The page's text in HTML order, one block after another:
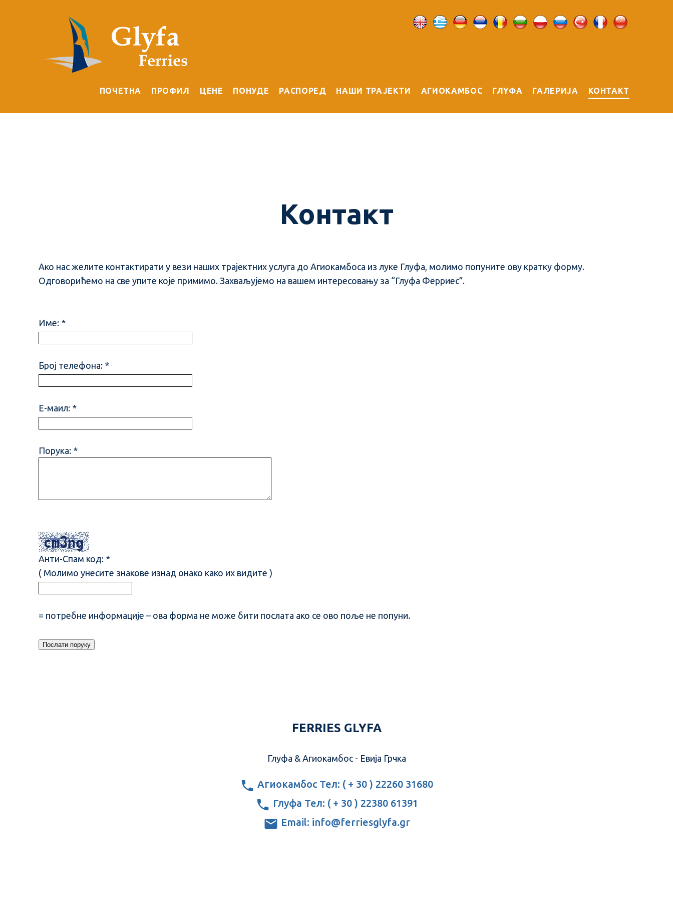
ПОЧЕТНА ПРОФИЛ ЦЕНЕ ПОНУДЕ РАСПОРЕД НАШИ ТРАЈЕКТИ АГИОКАМБОС ГЛYФА ГАЛЕРИЈА КОНТАКТ
Контакт
Ако нас желите контактирати у вези наших трајектних услуга до Агиокамбоса из луке Глyфа, молимо попуните ову кратку форму.
Одговорићемо на све упите које примимо. Захваљујемо на вашем интересовању за “Глyфа Ферриес”.
Име: *
Број телефона: *
Е-маил: *
Порука: *
Анти-Спам код: *
( Молимо унесите знакове изнад онако како их видите )
= потребне информације – ова форма не може бити послата ако се ово поље не попуни.
FERRIES GLYFA
Глyфа & Агиокамбос - Евија Грчка
Агиокамбос Тел: ( + 30 ) 22260 31680
Глyфа Тел: ( + 30 ) 22380 61391
Email: info@ferriesglyfa.gr